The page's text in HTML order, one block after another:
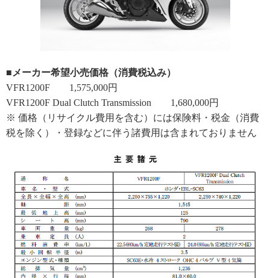
■メーカー希望小売価格（消費税込み）
VFR1200F 1,575,000円
VFR1200F Dual Clutch Transmission 1,680,000円
※ 価格（リサイクル費用を含む）には保険料・税金（消費
税を除く）・登録などに伴う諸費用は含まれておりません